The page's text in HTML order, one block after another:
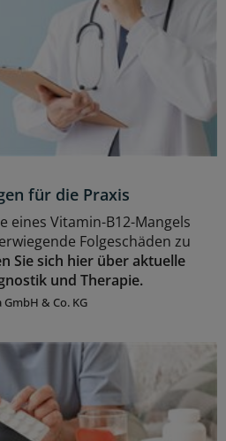
für die Praxis
eines Vitamin-B12-Mangels
Folgeschäden zu
Sie sich hier über aktuelle
und Therapie.
GmbH & Co. KG